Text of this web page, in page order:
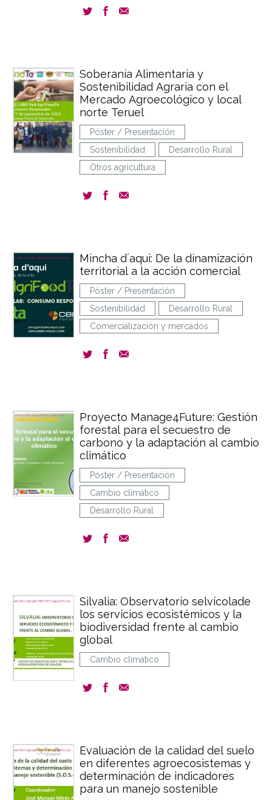
Soberanía Alimentaria y
Sostenibilidad Agraria con el
Mercado Agroecológico y local
norte Teruel
Póster / Presentación
Sostenibilidad
Desarrollo Rural
Otros agricultura
Mincha d´aqui: De la dinamización
territorial a la acción comercial
Póster / Presentación
Sostenibilidad
Desarrollo Rural
Comercialización y mercados
Proyecto Manage4Future: Gestión
forestal para el secuestro de
carbono y la adaptación al cambio
climático
Póster / Presentación
Cambio climático
Desarrollo Rural
Silvalia: Observatorio selvícolade
los servicios ecosistémicos y la
biodiversidad frente al cambio
global
Cambio climático
Evaluación de la calidad del suelo
en diferentes agroecosistemas y
determinación de indicadores
para un manejo sostenible